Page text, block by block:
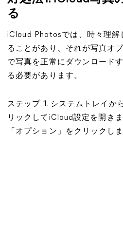
る
iCloud Photosでは、時々理解
ることがあり、それが写真オ
で写真を正常にダウンロード
る必要があります。
ステップ 1. システムトレイか
リックしてiCloud設定を開き
「オプション」をクリックしま